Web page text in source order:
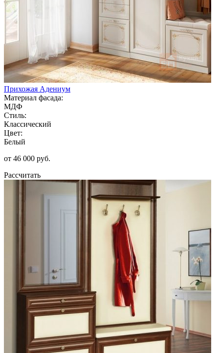
Прихожая Адениум
Материал фасада:
МДФ
Стиль:
Классический
Цвет:
Белый
от 46 000 руб.
Рассчитать